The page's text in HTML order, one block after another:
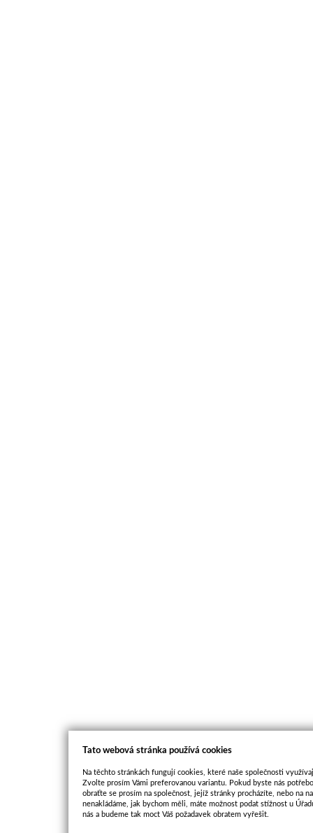
Tato webová stránka používá cookies
Na těchto stránkách fungují cookies, které naše společnosti
Zvolte prosím Vámi preferovanou variantu. Pokud byste nás
obraťte se prosím na společnost, jejíž stránky procházíte, nebo na
nenakládáme, jak bychom měli, máte možnost podat stížnost u
nás a budeme tak moct Váš požadavek obratem vyřešit.